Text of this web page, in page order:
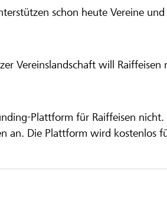
schon heute Vereine
Vereinslandschaft will Raiffeisen
Plattform für Raiffeisen
an. Die Plattform wird kostenlos